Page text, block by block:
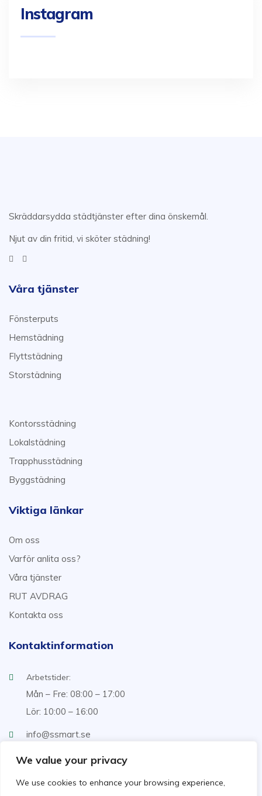
We value your privacy
We use cookies to enhance your browsing experience,
Instagram
Skräddarsydda städtjänster efter dina önskemål.
Njut av din fritid, vi sköter städning!
Våra tjänster
Fönsterputs
Hemstädning
Flyttstädning
Storstädning
Kontorsstädning
Lokalstädning
Trapphusstädning
Byggstädning
Viktiga länkar
Om oss
Varför anlita oss?
Våra tjänster
RUT AVDRAG
Kontakta oss
Kontaktinformation
Arbetstider:
Mån – Fre: 08:00 – 17:00
Lör: 10:00 – 16:00
info@ssmart.se
+46707322222